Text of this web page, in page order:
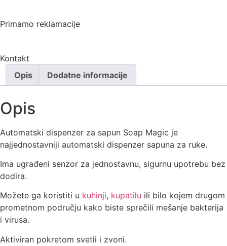
Primamo reklamacije
Kontakt
Opis
Dodatne informacije
Opis
Automatski dispenzer za sapun Soap Magic je
najjednostavniji automatski dispenzer sapuna za ruke.
Ima ugrađeni senzor za jednostavnu, sigurnu upotrebu bez
dodira.
Možete ga koristiti u kuhinji, kupatilu ili bilo kojem drugom
prometnom području kako biste sprečili mešanje bakterija
i virusa.
Aktiviran pokretom svetli i zvoni.